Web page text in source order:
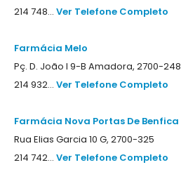
214 748... Ver Telefone Completo
Farmácia Melo
Pç. D. João I 9-B Amadora, 2700-248
214 932... Ver Telefone Completo
Farmácia Nova Portas De Benfica
Rua Elias Garcia 10 G, 2700-325
214 742... Ver Telefone Completo